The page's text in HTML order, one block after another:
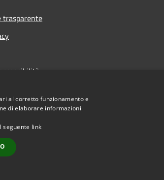
trasparente
2026 • Comune di Desio • Powered by
al corretto funzionamento e
di elaborare informazioni
seguente link